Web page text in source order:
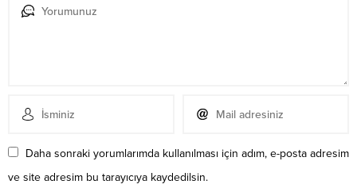
Daha sonraki yorumlarımda kullanılması için adım, e-posta adresim
ve site adresim bu tarayıcıya kaydedilsin.